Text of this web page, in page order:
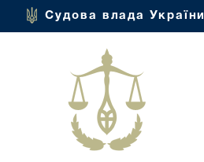
Судова влада України